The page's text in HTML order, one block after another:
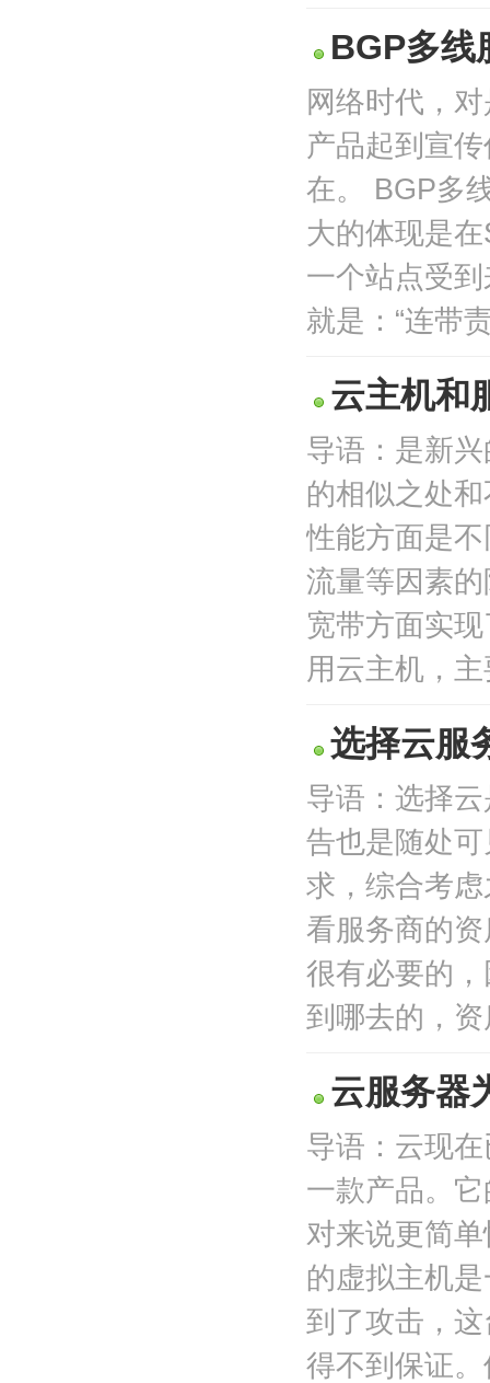
BGP多线
网络时代，
产品起到宣
在。 BGP多
大的体现是
一个站点受
就是：“连带
云主机和
导语：是新
的相似之处
性能方面是
流量等因素
宽带方面实
用云主机，
选择云服
导语：选择
告也是随处
求，综合考
看服务商的
很有必要的
到哪去的，
云服务器
导语：云现
一款产品。
对来说更简
的虚拟主机
到了攻击，
得不到保证